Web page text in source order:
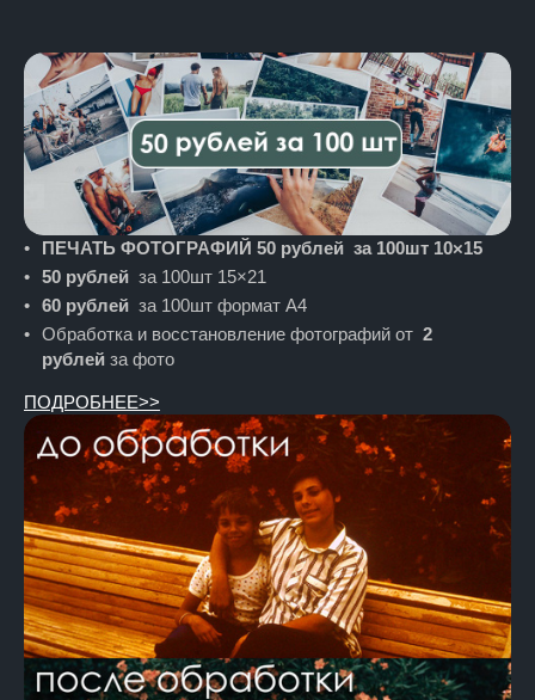
ПЕЧАТЬ ФОТОГРАФИЙ 50 рублей за 100шт 10×15
50 рублей за 100шт 15×21
60 рублей за 100шт формат А4
Обработка и восстановление фотографий от 2
рублей за фото
ПОДРОБНЕЕ>>